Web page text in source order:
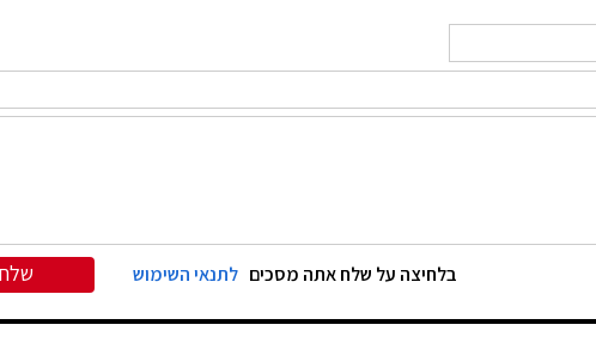
בלחיצה על שלח אתה מסכים לתנאי השימוש